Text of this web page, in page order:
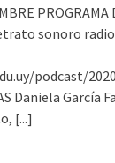
PROGRAMA
sonoro
podcast/
Daniela García
[...]